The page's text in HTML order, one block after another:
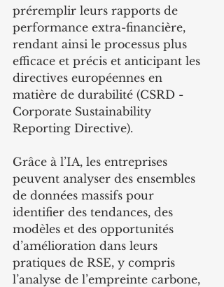
préremplir leurs rapports de
performance extra-financière,
rendant ainsi le processus plus
efficace et précis et anticipant les
directives européennes en
matière de durabilité (CSRD -
Corporate Sustainability
Reporting Directive).
Grâce à l’IA, les entreprises
peuvent analyser des ensembles
de données massifs pour
identifier des tendances, des
modèles et des opportunités
d’amélioration dans leurs
pratiques de RSE, y compris
l’analyse de l’empreinte carbone,